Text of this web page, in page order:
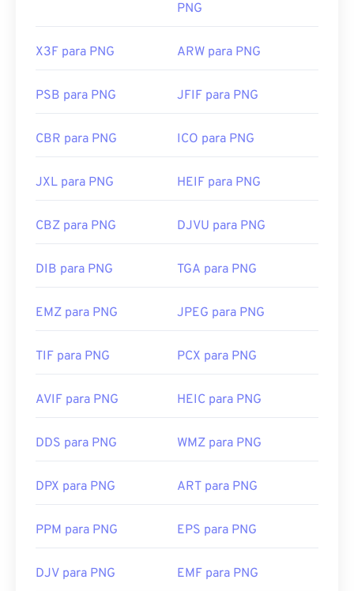
PNG
X3F para PNG ARW para PNG
PSB para PNG JFIF para PNG
CBR para PNG ICO para PNG
JXL para PNG HEIF para PNG
CBZ para PNG DJVU para PNG
DIB para PNG TGA para PNG
EMZ para PNG JPEG para PNG
TIF para PNG PCX para PNG
AVIF para PNG HEIC para PNG
DDS para PNG WMZ para PNG
DPX para PNG ART para PNG
PPM para PNG EPS para PNG
DJV para PNG EMF para PNG